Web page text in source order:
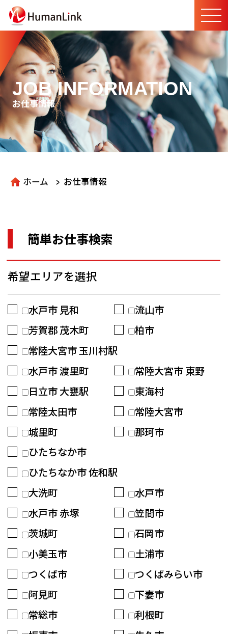
JOB INFORMATION
お仕事情報
ホーム > お仕事情報
簡単お仕事検索
希望エリアを選択
水戸市 見和
流山市
芳賀郡 茂木町
柏市
常陸大宮市 玉川村駅
水戸市 渡里町
常陸大宮市 東野
日立市 大甕駅
東海村
常陸太田市
常陸大宮市
城里町
那珂市
ひたちなか市
ひたちなか市 佐和駅
大洗町
水戸市
水戸市 赤塚
笠間市
茨城町
石岡市
小美玉市
土浦市
つくば市
つくばみらい市
阿見町
下妻市
常総市
利根町